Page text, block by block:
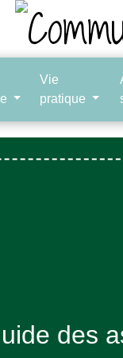
Vie
pratique
des